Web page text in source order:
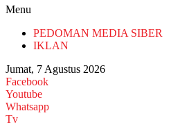
Menu
PEDOMAN MEDIA SIBER
IKLAN
Jumat, 7 Agustus 2026
Facebook
Youtube
Whatsapp
Tv